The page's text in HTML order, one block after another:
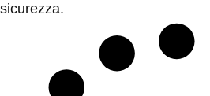
sicurezza.